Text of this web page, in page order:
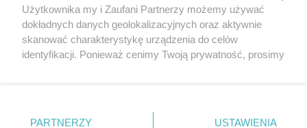
Kontakt
INFORMATOR
Bankomaty
Taxi
Użytkownika my i Zaufani Partnerzy możemy używać
dokładnych danych geolokalizacyjnych oraz aktywnie
skanować charakterystykę urządzenia do celów
identyfikacji. Ponieważ cenimy Twoją prywatność, prosimy
prywatności znajdujący się w lewym dolnym rogu strony
PARTNERZY USTAWIENIA